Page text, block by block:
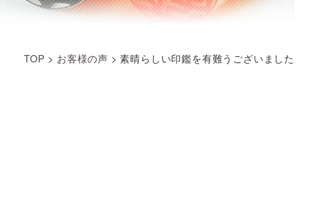
TOP > お客様の声 >素晴らしい印鑑を有難うございました